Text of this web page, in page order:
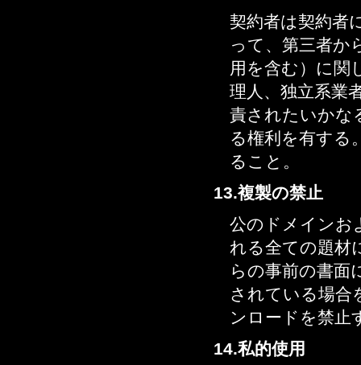
契約者は契約者
って、第三者か
用を含む）に関
理人、独立系業
責されたいかな
る権利を有する
ること。
13.複製の禁止
公のドメインお
れる全ての題材
らの事前の書面
されている場合
ンロードを禁止
14.私的使用